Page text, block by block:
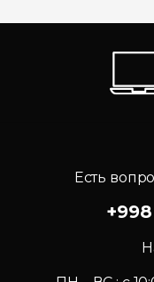
Есть